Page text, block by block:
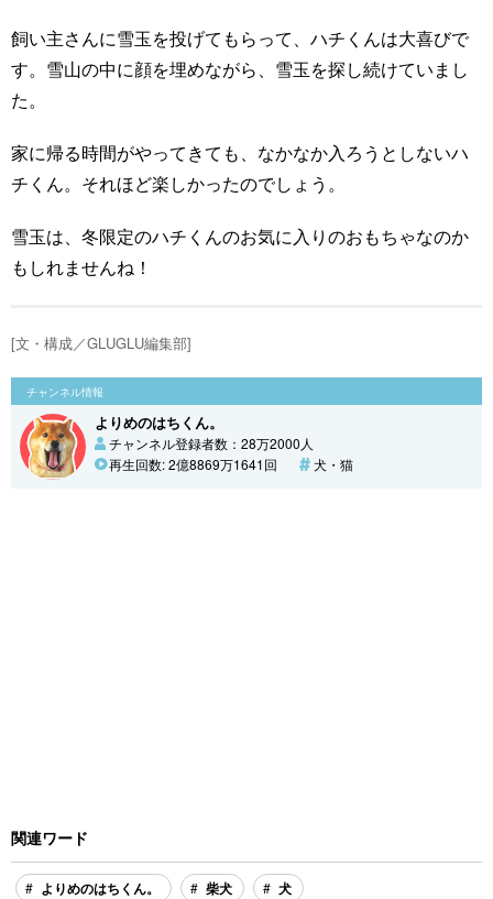
飼い主さんに雪玉を投げてもらって、ハチくんは大喜びで
す。雪山の中に顔を埋めながら、雪玉を探し続けていまし
た。
家に帰る時間がやってきても、なかなか入ろうとしないハ
チくん。それほど楽しかったのでしょう。
雪玉は、冬限定のハチくんのお気に入りのおもちゃなのか
もしれませんね！
[文・構成／GLUGLU編集部]
チャンネル情報
よりめのはちくん。
チャンネル登録者数：28万2000人
再生回数: 2億8869万1641回
犬・猫
関連ワード
よりめのはちくん。 柴犬 犬